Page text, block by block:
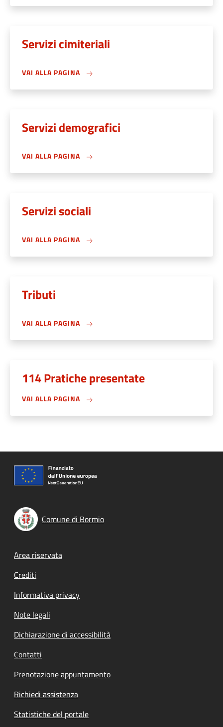
Servizi cimiteriali
VAI ALLA PAGINA
Servizi demografici
VAI ALLA PAGINA
Servizi sociali
VAI ALLA PAGINA
Tributi
VAI ALLA PAGINA
114 Pratiche presentate
VAI ALLA PAGINA
Comune di Bormio
Footer menu
Area riservata
Crediti
Informativa privacy
Note legali
Dichiarazione di accessibilità
Contatti
Prenotazione appuntamento
Richiedi assistenza
Statistiche del portale